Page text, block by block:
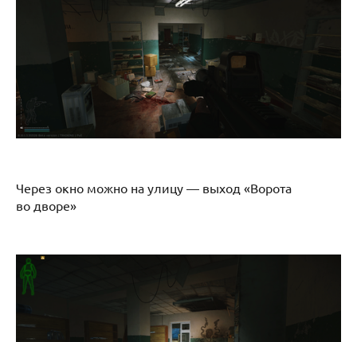
Через окно можно на улицу — выход «Ворота
во дворе»